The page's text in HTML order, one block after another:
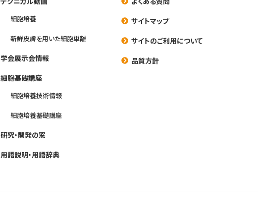
細胞培養
新鮮皮膚を用いた細胞単離
学会展示会情報
細胞基礎講座
細胞培養技術情報
細胞培養基礎講座
研究・開発の窓
用語説明・用語辞典
サイトマップ
サイトのご利用について
品質方針